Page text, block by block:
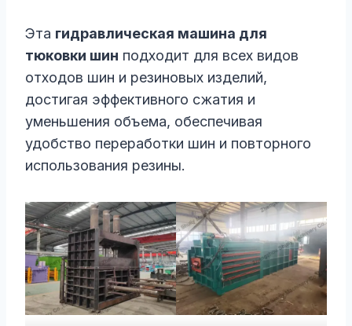
Эта гидравлическая машина для
тюковки шин подходит для всех видов
отходов шин и резиновых изделий,
достигая эффективного сжатия и
уменьшения объема, обеспечивая
удобство переработки шин и повторного
использования резины.